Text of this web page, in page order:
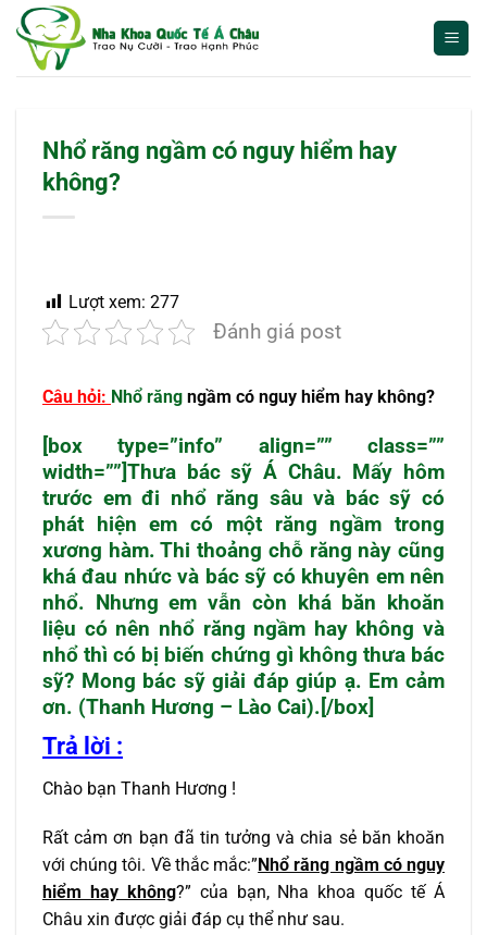
qua
Nhổ răng ngầm có nguy hiểm hay
không?
Lượt xem: 277
Đánh giá post
Câu hỏi: Nhổ răng ngầm có nguy hiểm hay không?
[box type=”info” align=”” class=””
width=””]Thưa bác sỹ Á Châu. Mấy hôm
trước em đi nhổ răng sâu và bác sỹ có
phát hiện em có một răng ngầm trong
xương hàm. Thi thoảng chỗ răng này cũng
khá đau nhức và bác sỹ có khuyên em nên
nhổ. Nhưng em vẫn còn khá băn khoăn
liệu có nên nhổ răng ngầm hay không và
nhổ thì có bị biến chứng gì không thưa bác
sỹ? Mong bác sỹ giải đáp giúp ạ. Em cảm
ơn. (Thanh Hương – Lào Cai).[/box]
Trả lời :
Chào bạn Thanh Hương !
Rất cảm ơn bạn đã tin tưởng và chia sẻ băn khoăn
với chúng tôi. Về thắc mắc:” Nhổ răng ngầm có nguy
hiểm hay không?” của bạn, Nha khoa quốc tế Á
Châu xin được giải đáp cụ thể như sau.